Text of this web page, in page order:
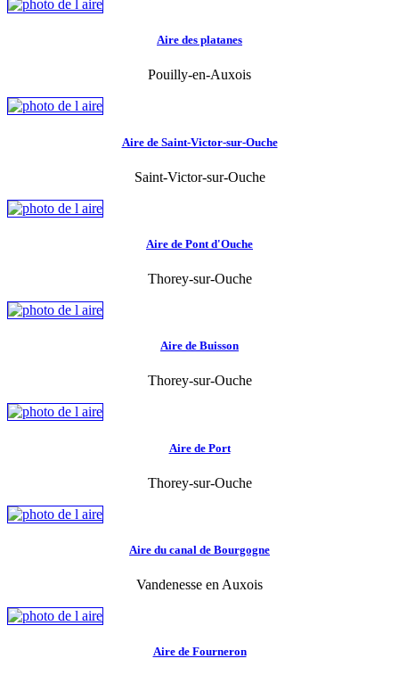
Aire des platanes
Pouilly-en-Auxois
Aire de Saint-Victor-sur-Ouche
Saint-Victor-sur-Ouche
Aire de Pont d'Ouche
Thorey-sur-Ouche
Aire de Buisson
Thorey-sur-Ouche
Aire de Port
Thorey-sur-Ouche
Aire du canal de Bourgogne
Vandenesse en Auxois
Aire de Fourneron